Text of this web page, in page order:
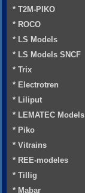
* T2M-PIKO
* ROCO
* LS Models
* LS Models SNCF
* Trix
* Electrotren
* Liliput
* LEMATEC Models
* Piko
* Vitrains
* REE-modeles
* Tillig
* Mabar